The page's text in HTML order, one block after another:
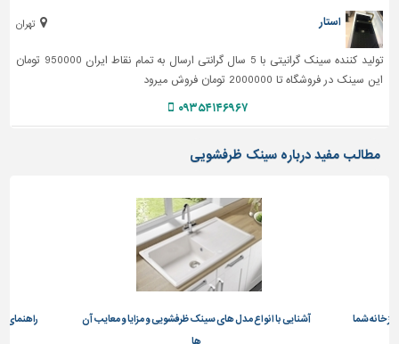
شهرسازی،
و
سازه
تهران استار
تولید کننده سینک گرانیتی با 5 سال گرانتی ارسال به تمام نقاط ایران 950000 تومان
این سینک در فروشگاه تا 2000000 تومان فروش میرود
۰۹۳۵۴۱۴۶۹۶۷
مطالب مفید درباره سینک ظرفشویی
شما
آشنایی با انواع مدل های سینک ظرفشویی و مزایا و معایب آن
راهنمای